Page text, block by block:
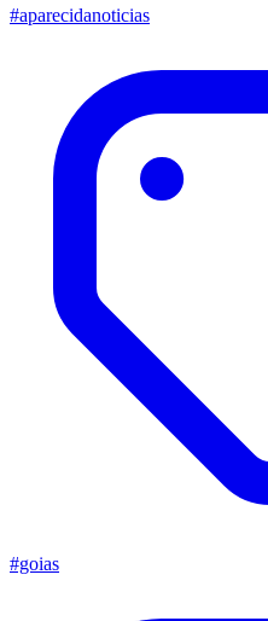
#aparecidanoticias
#goias